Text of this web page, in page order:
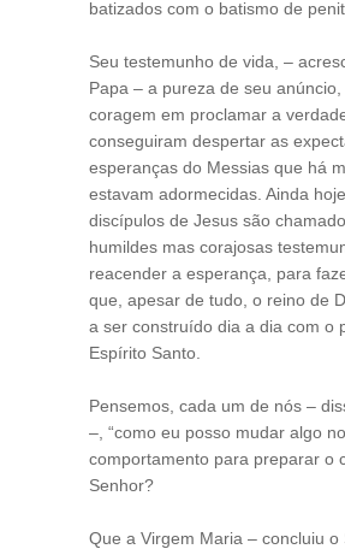
batizados com o batismo de
Seu testemunho de vida, –
Papa – a pureza de seu anúncio,
coragem em proclamar a
conseguiram despertar as
esperanças do Messias que há
estavam adormecidas. Ainda
discípulos de Jesus são
humildes mas corajosas
reacender a esperança, para
que, apesar de tudo, o reino de
a ser construído dia a dia com o
Espírito Santo.
Pensemos, cada um de nós –
–, “como eu posso mudar algo
comportamento para preparar o
Senhor?
Que a Virgem Maria – concluiu o